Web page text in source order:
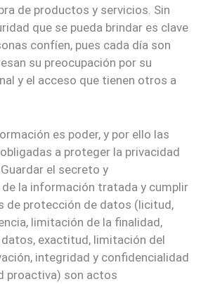
de productos y servicios. Sin
que se pueda brindar es clave
confíen, pues cada día son
su preocupación por su
y el acceso que tienen otros a
es poder, y por ello las
a proteger la privacidad
el secreto y
la información tratada y cumplir
de protección de datos (licitud,
limitación de la finalidad,
exactitud, limitación del
integridad y confidencialidad
proactiva) son actos